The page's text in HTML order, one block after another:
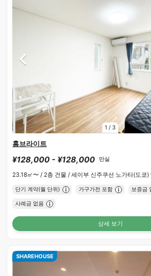
1 / 3
홈브라이트
¥128,000 - ¥128,000 만실
23.18㎡〜 / 2층 건물 / 세이부 신주쿠선 노가타(도쿄)
단기 계약(월 단위) 가구가전 포함 보증금
사례금 없음
상세 보기
SHAREHOUSE